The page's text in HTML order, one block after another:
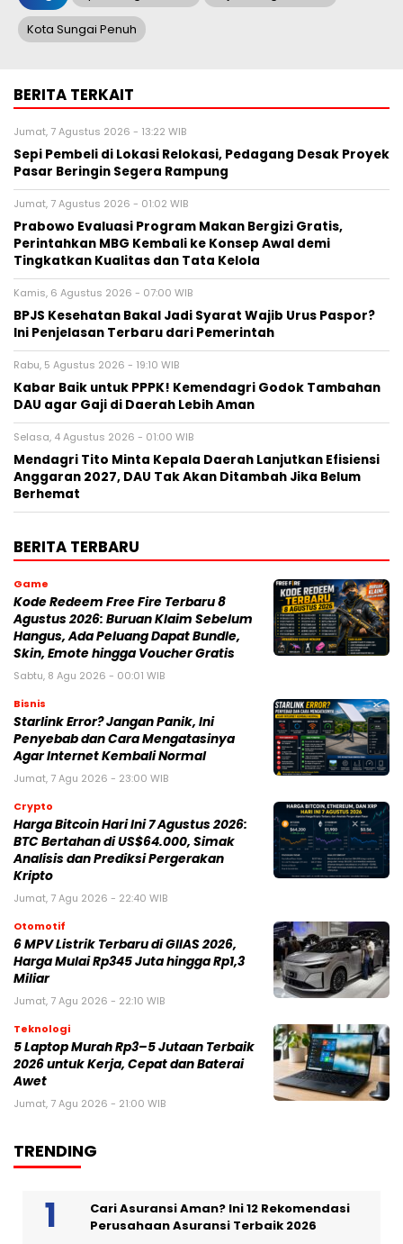
Kota Sungai Penuh
BERITA TERKAIT
Jumat, 7 Agustus 2026 - 13:22 WIB
Sepi Pembeli di Lokasi Relokasi, Pedagang Desak Proyek
Pasar Beringin Segera Rampung
Jumat, 7 Agustus 2026 - 01:02 WIB
Prabowo Evaluasi Program Makan Bergizi Gratis,
Perintahkan MBG Kembali ke Konsep Awal demi
Tingkatkan Kualitas dan Tata Kelola
Kamis, 6 Agustus 2026 - 07:00 WIB
BPJS Kesehatan Bakal Jadi Syarat Wajib Urus Paspor?
Ini Penjelasan Terbaru dari Pemerintah
Rabu, 5 Agustus 2026 - 19:10 WIB
Kabar Baik untuk PPPK! Kemendagri Godok Tambahan
DAU agar Gaji di Daerah Lebih Aman
Selasa, 4 Agustus 2026 - 01:00 WIB
Mendagri Tito Minta Kepala Daerah Lanjutkan Efisiensi
Anggaran 2027, DAU Tak Akan Ditambah Jika Belum
Berhemat
BERITA TERBARU
Game
Kode Redeem Free Fire Terbaru 8
Agustus 2026: Buruan Klaim Sebelum
Hangus, Ada Peluang Dapat Bundle,
Skin, Emote hingga Voucher Gratis
Sabtu, 8 Agu 2026 - 00:01 WIB
Bisnis
Starlink Error? Jangan Panik, Ini
Penyebab dan Cara Mengatasinya
Agar Internet Kembali Normal
Jumat, 7 Agu 2026 - 23:00 WIB
Crypto
Harga Bitcoin Hari Ini 7 Agustus 2026:
BTC Bertahan di US$64.000, Simak
Analisis dan Prediksi Pergerakan
Kripto
Jumat, 7 Agu 2026 - 22:40 WIB
Otomotif
6 MPV Listrik Terbaru di GIIAS 2026,
Harga Mulai Rp345 Juta hingga Rp1,3
Miliar
Jumat, 7 Agu 2026 - 22:10 WIB
Teknologi
5 Laptop Murah Rp3–5 Jutaan Terbaik
2026 untuk Kerja, Cepat dan Baterai
Awet
Jumat, 7 Agu 2026 - 21:00 WIB
TRENDING
Cari Asuransi Aman? Ini 12 Rekomendasi
Perusahaan Asuransi Terbaik 2026